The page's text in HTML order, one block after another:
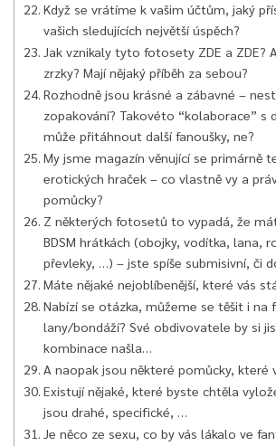
Když se vrátíme k vašim účtům, jaký
vašich sledujících největší úspěch?
Jak vznikaly tyto fotosety ZDE a ZDE?
zrzky? Mají nějaký příběh za sebou?
Rozhodně jsou krásné a zábavné –
zopakování? Takovéto “kolaborace” s
může přitáhnout další fanoušky, ne?
My jsme magazín věnující se primárně
erotických hraček – co vlastně vy a
pomůcky?
Z některých fotosetů to vypadá, že
BDSM hrátkách (obojky, vodítka, lana,
převleky, …) – jste spíše submisivní, či
Máte nějaké nejoblíbenější, které vás
Nabízí se otázka, můžeme se těšit i na
lany/bondáží? Své obdivovatele by si
kombinace našla…
A naopak jsou některé pomůcky, které
Existují nějaké, které byste chtěla
jsou drahé, specifické, …
Je něco ze sexu, co by vás lákalo ve